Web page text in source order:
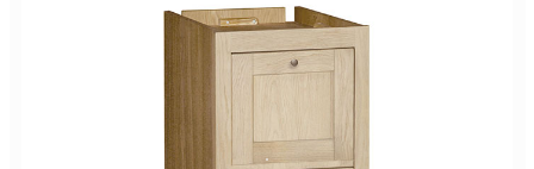
Produktes nicht authentisch wiedergegeben wird. Ihre Fragen zu
diesem Artikel beantworten wir Ihnen gerne telefonisch unter +49
2381 97372-0,per E-Mail an shop@landlord-living.de oder nach
Terminabsprache persönlich in unserem Showroom.